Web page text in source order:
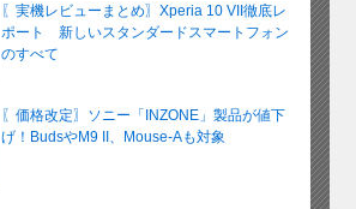
〖実機レビューまとめ〗Xperia 10 VII徹底レ
ポート 新しいスタンダードスマートフォン
のすべて
〖価格改定〗ソニー「INZONE」製品が値下
げ！BudsやM9 II、Mouse-Aも対象